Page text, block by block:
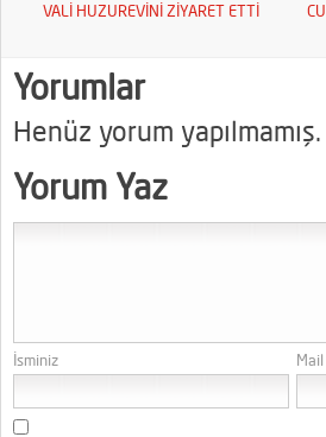
VALİ HUZUREVİNİ ZİYARET ETTİ
Yorumlar
Henüz yorum yapılmamış.
Yorum Yaz
İsminiz